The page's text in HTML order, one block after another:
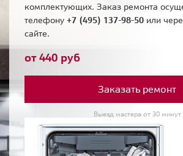
комплектующих. Заказ ремонта
телефону +7 (495) 137-98-50 или
сайте.
от 440 руб
Заказать ремонт
Выезд мастера от 30 минут